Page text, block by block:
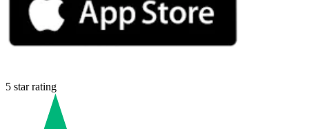
5 star rating